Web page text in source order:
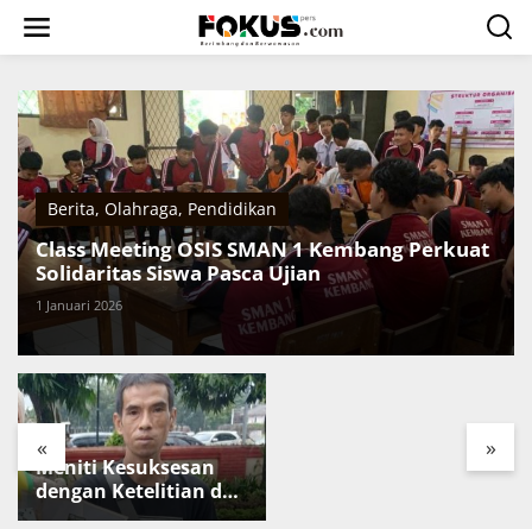
w
Berita, Olahraga, Pendidikan
Class Meeting OSIS SMAN 1 Kembang Perkuat
Solidaritas Siswa Pasca Ujian
1 Januari 2026
« »
Meniti Kesuksesan
dengan Ketelitian dan
Kerja Keras
Harapan di Balik